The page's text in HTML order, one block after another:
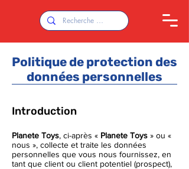
Politique de protection des
données personnelles
Introduction
Planete Toys, ci-après « Planete Toys » ou «
nous », collecte et traite les données
personnelles que vous nous fournissez, en
tant que client ou client potentiel (prospect),